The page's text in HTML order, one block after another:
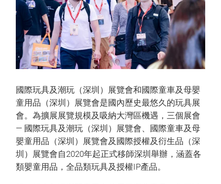
國際玩具及潮玩（深圳）展覽會和國際童車及母嬰
童用品（深圳）展覽會是國內歷史最悠久的玩具展
會。為擴展展覽規模及吸納大灣區機遇，三個展會
— 國際玩具及潮玩（深圳）展覽會、國際童車及母
嬰童用品（深圳）展覽會及國際授權及衍生品（深
圳）展覽會自2020年起正式移師深圳舉辦，涵蓋各
類嬰童用品，全品類玩具及授權IP產品。